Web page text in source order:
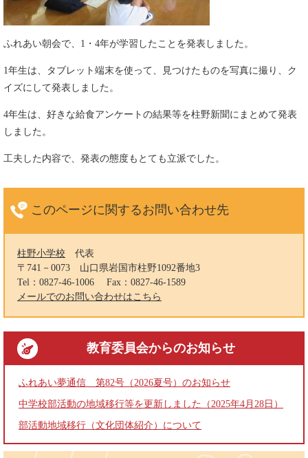
ふれあい朝会で、1・4年が学習したことを発表しました。
1年生は、タブレット端末を使って、見つけたものを写真に撮り、ク
イズにして発表しました。
4年生は、好きな給食アンケートの結果等を柱野新聞にまとめて発表
しました。
工夫した内容で、発表の態度もとても立派でした。
このページに関するお問い合わせ先
柱野小学校
代表
〒741－0073
山口県岩国市柱野1092番地3
Tel：0827-46-1006
Fax：0827-46-1589
メールでのお問い合わせはこちら
教育委員会からのお知らせ
ふれあい夢通信 第82号（2026夏号）のお知らせ
中学校部活動の地域移行等を更新しました（2025年4月28日）
部活動地域移行（文化団体紹介）について